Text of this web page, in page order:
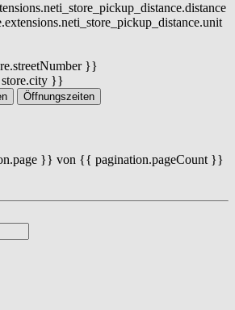
}}
}}
Öffnungszeiten
}} von {{ pagination.pageCount }}